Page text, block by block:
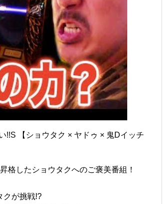
!!S 【ショウタク × ヤドゥ × 鬼Dイッチ
格したショウタクへのご褒美番組！
クが挑戦!?